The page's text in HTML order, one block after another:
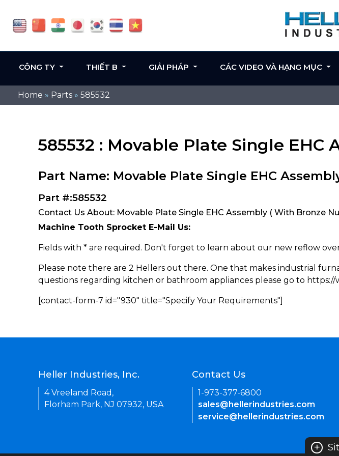
Home » Parts » 585532
585532 : Movable Plate Single
Part Name: Movable Plate Single EHC
Part #:585532
Contact Us About: Movable Plate Single EHC Assembly ( With Bronze
Machine Tooth Sprocket E-Mail Us:
Fields with * are required. Don't forget to learn about our new reflow
Please note there are 2 Hellers out there. One that makes industrial
questions regarding kitchen or bathroom appliances please go to https://
[contact-form-7 id="930" title="Specify Your Requirements"]
CÔNG TY THIẾT B GIẢI PHÁP CÁC VIDEO VÀ HẠNG MỤC
Heller Industries, Inc.
4 Vreeland Road,
Florham Park, NJ 07932, USA
Contact Us
1-973-377-6800
sales@hellerindustries.com
service@hellerindustries.com
+